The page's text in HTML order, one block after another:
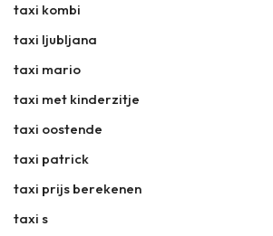
taxi kombi
taxi ljubljana
taxi mario
taxi met kinderzitje
taxi oostende
taxi patrick
taxi prijs berekenen
taxi s